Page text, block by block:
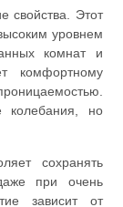
свойства. Этот
уровнем
комнат и
комфортному
колебания, но
сохранять
при очень
зависит от